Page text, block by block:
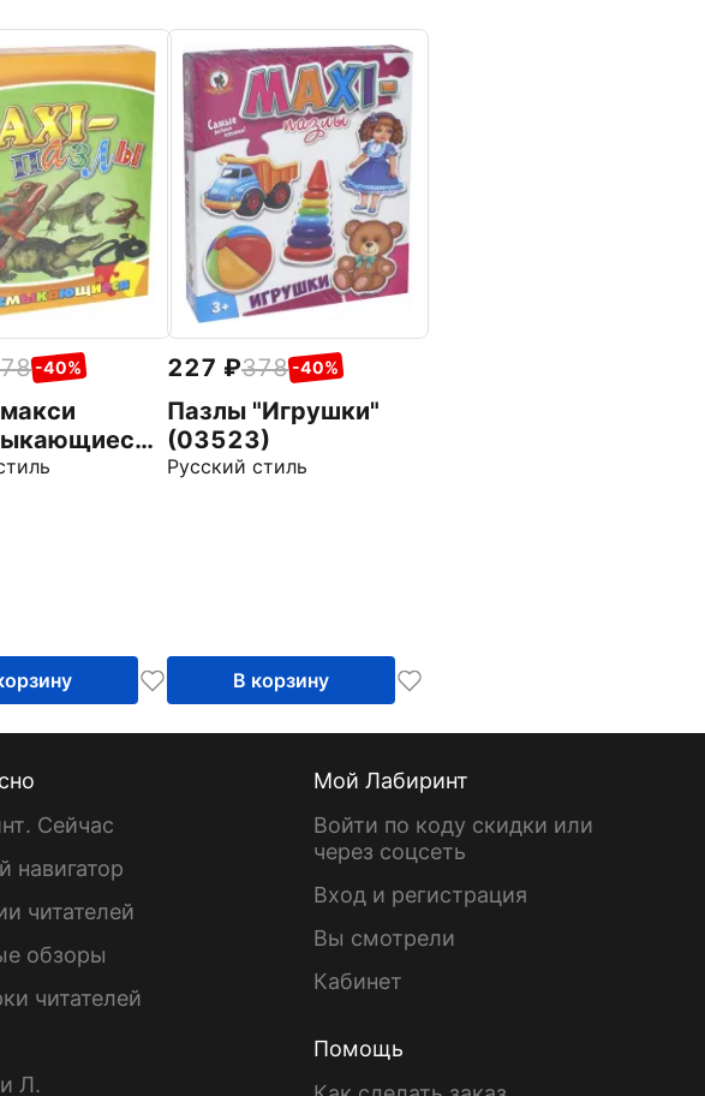
-40% 227 378 -40%
Пазлы "Игрушки"
(03523)
Русский стиль
В корзину
Сейчас
навигатор
читателей
обзоры
читателей
Л.
Мой Лабиринт
Войти по коду скидки или
через соцсеть
Вход и регистрация
Вы смотрели
Кабинет
Помощь